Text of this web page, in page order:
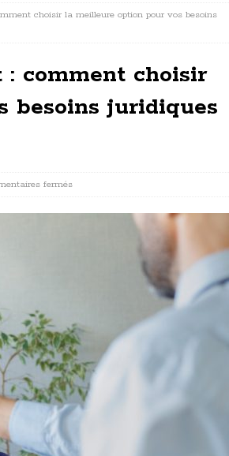
choisir la meilleure option pour vos besoins
comment choisir
besoins juridiques
fermés